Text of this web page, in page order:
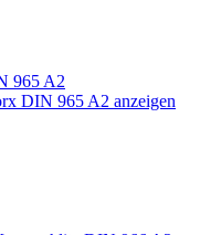
965 A2
DIN 965 A2 anzeigen